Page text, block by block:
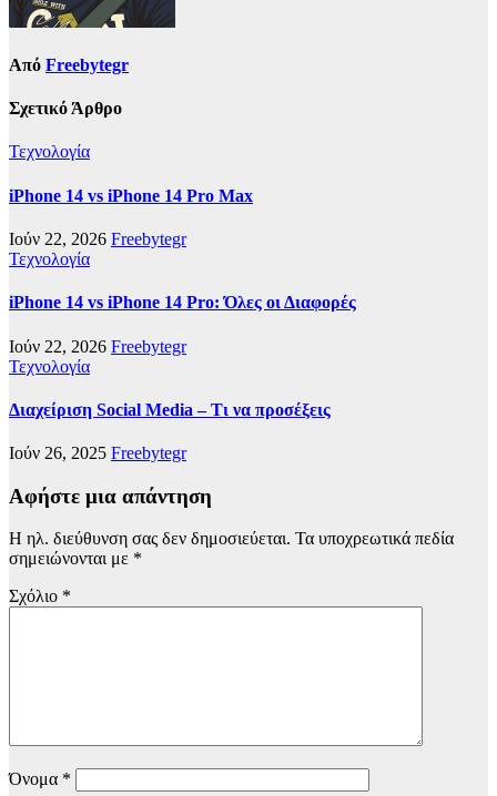
Από Freebytegr
Σχετικό Άρθρο
Τεχνολογία
iPhone 14 vs iPhone 14 Pro Max
Ιούν 22, 2026 Freebytegr
Τεχνολογία
iPhone 14 vs iPhone 14 Pro: Όλες οι Διαφορές
Ιούν 22, 2026 Freebytegr
Τεχνολογία
Διαχείριση Social Media – Τι να προσέξεις
Ιούν 26, 2025 Freebytegr
Αφήστε μια απάντηση
Η ηλ. διεύθυνση σας δεν δημοσιεύεται. Τα υποχρεωτικά πεδία
σημειώνονται με *
Σχόλιο *
Όνομα *